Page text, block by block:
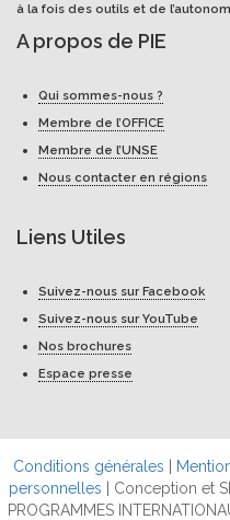
à la fois des outils et de
A propos de PIE
Qui sommes-nous ?
Membre de l’OFFICE
Membre de l’UNSE
Nous contacter en régions
Liens Utiles
Suivez-nous sur Facebook
Suivez-nous sur YouTube
Nos brochures
Espace presse
Conditions générales
personnelles | Conception et
PROGRAMMES